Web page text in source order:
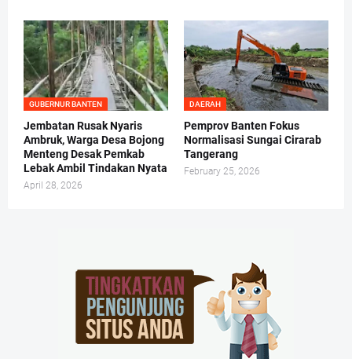
GUBERNUR BANTEN
Jembatan Rusak Nyaris
Ambruk, Warga Desa Bojong
Menteng Desak Pemkab
Lebak Ambil Tindakan Nyata
April 28, 2026
DAERAH
Pemprov Banten Fokus
Normalisasi Sungai Cirarab
Tangerang
February 25, 2026